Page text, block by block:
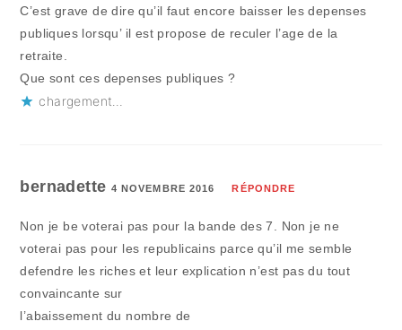
C’est grave de dire qu’il faut encore baisser les depenses
publiques lorsqu’ il est propose de reculer l’age de la
retraite.
Que sont ces depenses publiques ?
chargement…
bernadette 4 NOVEMBRE 2016 RÉPONDRE
Non je be voterai pas pour la bande des 7. Non je ne
voterai pas pour les republicains parce qu’il me semble
defendre les riches et leur explication n’est pas du tout
convaincante sur
l’abaissement du nombre de